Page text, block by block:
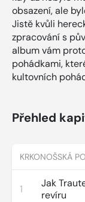
obsazení, ale
Jistě kvůli
zpracování s
album vám
pohádkami,
kultovních
Přehled
KRKONOŠSKÁ
1
Jak
revíru